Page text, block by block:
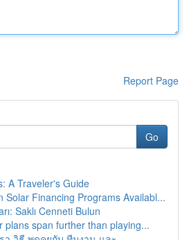
Report Page
Go
A Traveler's Guide
Solar Financing Programs Availabl...
Saklı Cenneti Bulun
plans span further than playing...